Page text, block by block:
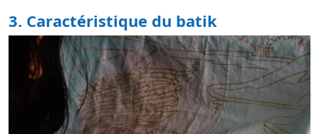
3. Caractéristique du batik